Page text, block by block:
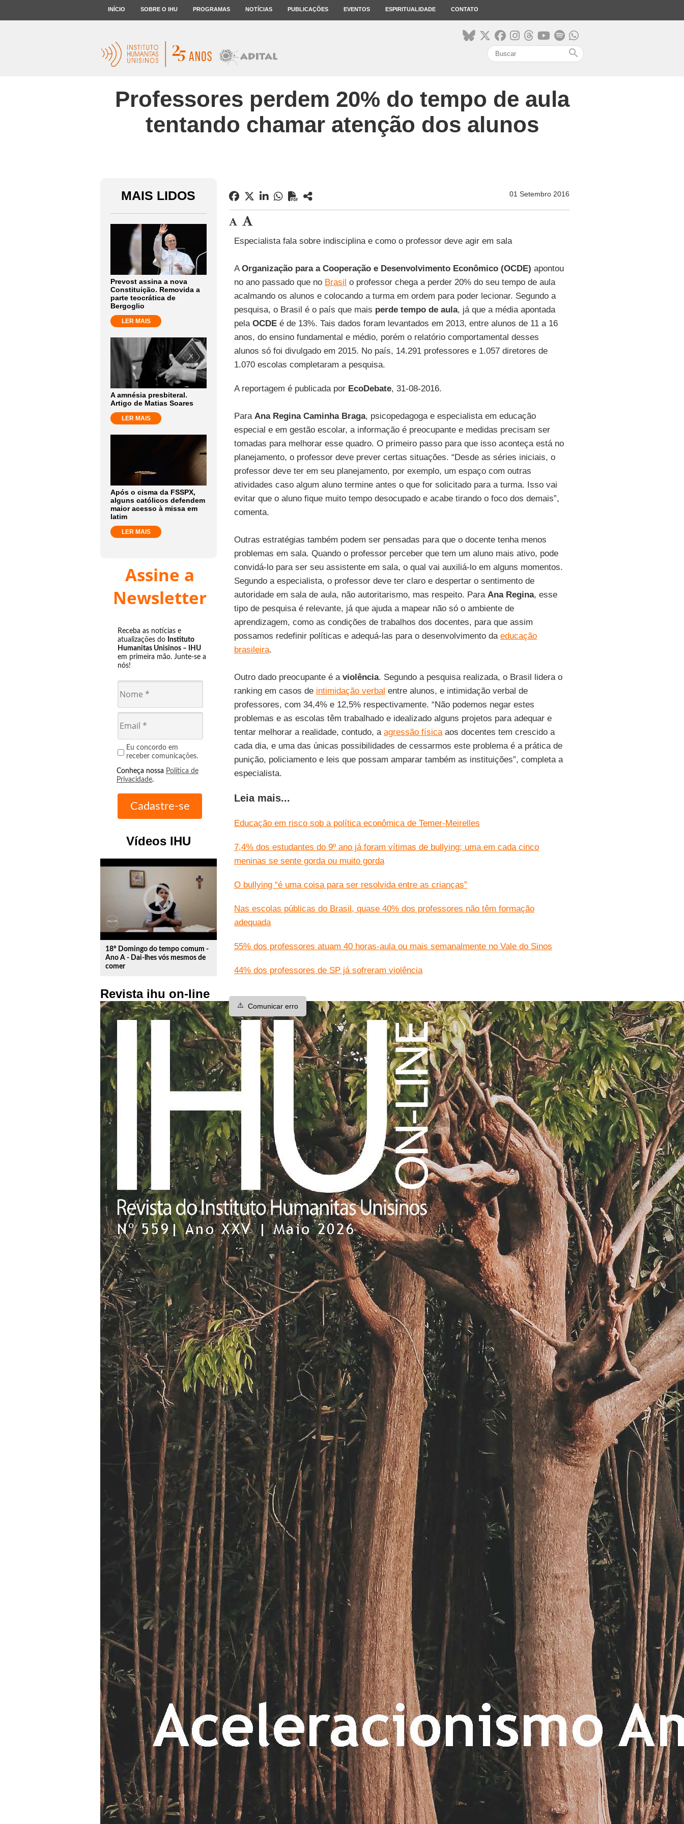
INÍCIO SOBRE O IHU PROGRAMAS NOTÍCIAS PUBLICAÇÕES EVENTOS ESPIRITUALIDADE CONTATO
search
Professores perdem 20% do tempo de aula
tentando chamar atenção dos alunos
MAIS LIDOS
Prevost assina a nova
Constituição. Removida a
parte teocrática de
Bergoglio
LER MAIS
A amnésia presbiteral.
Artigo de Matias Soares
LER MAIS
Após o cisma da FSSPX,
alguns católicos defendem
maior acesso à missa em
latim
LER MAIS
Assine a
Newsletter
Receba as notícias e
atualizações do Instituto
Humanitas Unisinos – IHU
em primeira mão. Junte-se a
nós!
Eu concordo em
receber comunicações.
Conheça nossa Política de
Privacidade.
Vídeos IHU
play_circle_outline
18º Domingo do tempo comum -
Ano A - Dai-lhes vós mesmos de
comer
Revista ihu on-line
01 Setembro 2016
Especialista fala sobre indisciplina e como o professor deve agir em sala
AOrganização para a Cooperação e Desenvolvimento Econômico (OCDE) apontou
no ano passado que no Brasil o professor chega a perder 20% do seu tempo de aula
acalmando os alunos e colocando a turma em ordem para poder lecionar. Segundo a
pesquisa, o Brasil é o país que mais perde tempo de aula, já que a média apontada
pela OCDEé de 13%. Tais dados foram levantados em 2013, entre alunos de 11 a 16
anos, do ensino fundamental e médio, porém o relatório comportamental desses
alunos só foi divulgado em 2015. No país, 14.291 professores e 1.057 diretores de
1.070 escolas completaram a pesquisa.
A reportagem é publicada por EcoDebate, 31-08-2016.
Para Ana Regina Caminha Braga, psicopedagoga e especialista em educação
especial e em gestão escolar, a informação é preocupante e medidas precisam ser
tomadas para melhorar esse quadro. O primeiro passo para que isso aconteça está no
planejamento, o professor deve prever certas situações. “Desde as séries iniciais, o
professor deve ter em seu planejamento, por exemplo, um espaço com outras
atividades caso algum aluno termine antes o que for solicitado para a turma. Isso vai
evitar que o aluno fique muito tempo desocupado e acabe tirando o foco dos demais”,
comenta.
Outras estratégias também podem ser pensadas para que o docente tenha menos
problemas em sala. Quando o professor perceber que tem um aluno mais ativo, pode
convidá-lo para ser seu assistente em sala, o qual vai auxiliá-lo em alguns momentos.
Segundo a especialista, o professor deve ter claro e despertar o sentimento de
autoridade em sala de aula, não autoritarismo, mas respeito. Para Ana Regina, esse
tipo de pesquisa é relevante, já que ajuda a mapear não só o ambiente de
aprendizagem, como as condições de trabalhos dos docentes, para que assim
possamos redefinir políticas e adequá-las para o desenvolvimento da educação
brasileira.
Outro dado preocupante é a violência. Segundo a pesquisa realizada, o Brasil lidera o
ranking em casos de intimidação verbal entre alunos, e intimidação verbal de
professores, com 34,4% e 12,5% respectivamente. “Não podemos negar estes
problemas e as escolas têm trabalhado e idealizado alguns projetos para adequar e
tentar melhorar a realidade, contudo, a agressão física aos docentes tem crescido a
cada dia, e uma das únicas possibilidades de cessarmos este problema é a prática de
punição, policiamento e leis que possam amparar também as instituições”, completa a
especialista.
Leia mais...
Educação em risco sob a política econômica de Temer-Meirelles
7,4% dos estudantes do 9º ano já foram vítimas de bullying; uma em cada cinco
meninas se sente gorda ou muito gorda
O bullying “é uma coisa para ser resolvida entre as crianças”
Nas escolas públicas do Brasil, quase 40% dos professores não têm formação
adequada
55% dos professores atuam 40 horas-aula ou mais semanalmente no Vale do Sinos
44% dos professores de SP já sofreram violência
⚠️ Comunicar erro